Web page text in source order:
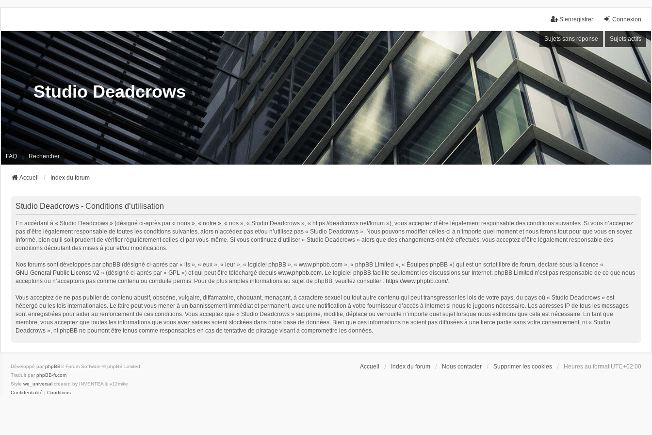
Connexion
S’enregistrer
Sujets sans réponse Sujets actifs
Studio Deadcrows
FAQ Rechercher
Accueil Index du forum
Studio Deadcrows - Conditions d’utilisation
En accédant à « Studio Deadcrows » (désigné ci-après par « nous », « notre », « nos », « Studio Deadcrows », « https://deadcrows.net/forum »), vous acceptez d’être légalement responsable des conditions suivantes. Si vous n’acceptez
pas d’être légalement responsable de toutes les conditions suivantes, alors n’accédez pas et/ou n’utilisez pas « Studio Deadcrows ». Nous pouvons modifier celles-ci à n’importe quel moment et nous ferons tout pour que vous en soyez
informé, bien qu’il soit prudent de vérifier régulièrement celles-ci par vous-même. Si vous continuez d’utiliser « Studio Deadcrows » alors que des changements ont été effectués, vous acceptez d’être légalement responsable des
conditions découlant des mises à jour et/ou modifications.
Nos forums sont développés par phpBB (désigné ci-après par « ils », « eux », « leur », « logiciel phpBB », « www.phpbb.com », « phpBB Limited », « Équipes phpBB ») qui est un script libre de forum, déclaré sous la licence «
GNU General Public License v2 » (désigné ci-après par « GPL ») et qui peut être téléchargé depuis www.phpbb.com. Le logiciel phpBB facilite seulement les discussions sur Internet. phpBB Limited n’est pas responsable de ce que nous
acceptons ou n’acceptons pas comme contenu ou conduite permis. Pour de plus amples informations au sujet de phpBB, veuillez consulter : https://www.phpbb.com/.
Vous acceptez de ne pas publier de contenu abusif, obscène, vulgaire, diffamatoire, choquant, menaçant, à caractère sexuel ou tout autre contenu qui peut transgresser les lois de votre pays, du pays où « Studio Deadcrows » est
hébergé ou les lois internationales. Le faire peut vous mener à un bannissement immédiat et permanent, avec une notification à votre fournisseur d’accès à Internet si nous le jugeons nécessaire. Les adresses IP de tous les messages
sont enregistrées pour aider au renforcement de ces conditions. Vous acceptez que « Studio Deadcrows » supprime, modifie, déplace ou verrouille n’importe quel sujet lorsque nous estimons que cela est nécessaire. En tant que
membre, vous acceptez que toutes les informations que vous avez saisies soient stockées dans notre base de données. Bien que ces informations ne soient pas diffusées à une tierce partie sans votre consentement, ni « Studio
Deadcrows », ni phpBB ne pourront être tenus comme responsables en cas de tentative de piratage visant à compromettre les données.
Accueil Index du forum Nous contacter Supprimer les cookies Heures au format UTC+02:00
Développé par phpBB® Forum Software © phpBB Limited
Traduit par phpBB-fr.com
Style we_universal created by INVENTEA & v12mike
Confidentialité | Conditions